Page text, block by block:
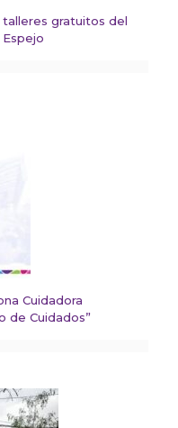
talleres gratuitos del
Cuidadora
de Cuidados”